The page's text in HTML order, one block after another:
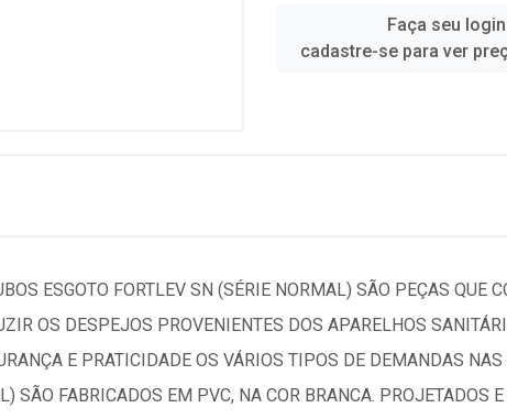
Faça seu
cadastre-se para ver
ESGOTO FORTLEV SN (SÉRIE NORMAL) SÃO PEÇAS QUE
OS DESPEJOS PROVENIENTES DOS APARELHOS
E PRATICIDADE OS VÁRIOS TIPOS DE DEMANDAS
SÃO FABRICADOS EM PVC, NA COR BRANCA. PROJETADOS